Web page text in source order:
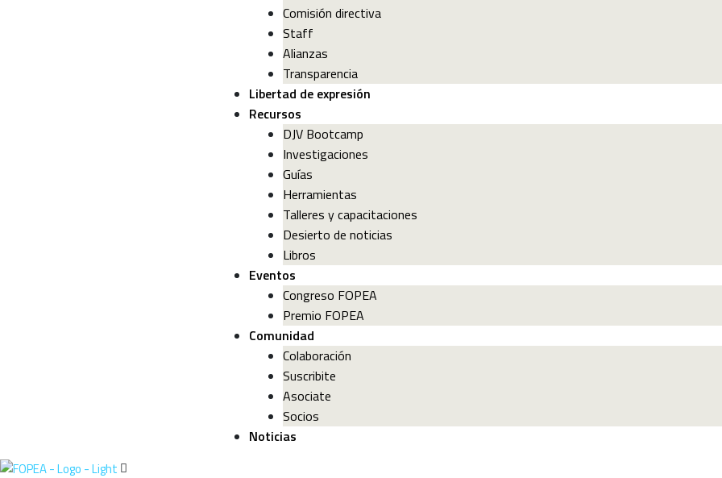
Comisión directiva
Staff
Alianzas
Transparencia
Libertad de expresión
Recursos
DJV Bootcamp
Investigaciones
Guías
Herramientas
Talleres y capacitaciones
Desierto de noticias
Libros
Eventos
Congreso FOPEA
Premio FOPEA
Comunidad
Colaboración
Suscribite
Asociate
Socios
Noticias